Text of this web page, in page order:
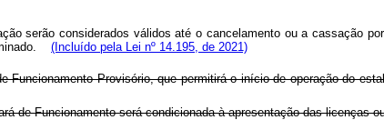
serão considerados válidos até o cancelamento ou a cassação
(Incluído pela Lei nº 14.195, de 2021)
Provisório, que permitirá o início de operação do
de Funcionamento será condicionada à apresentação das licenças